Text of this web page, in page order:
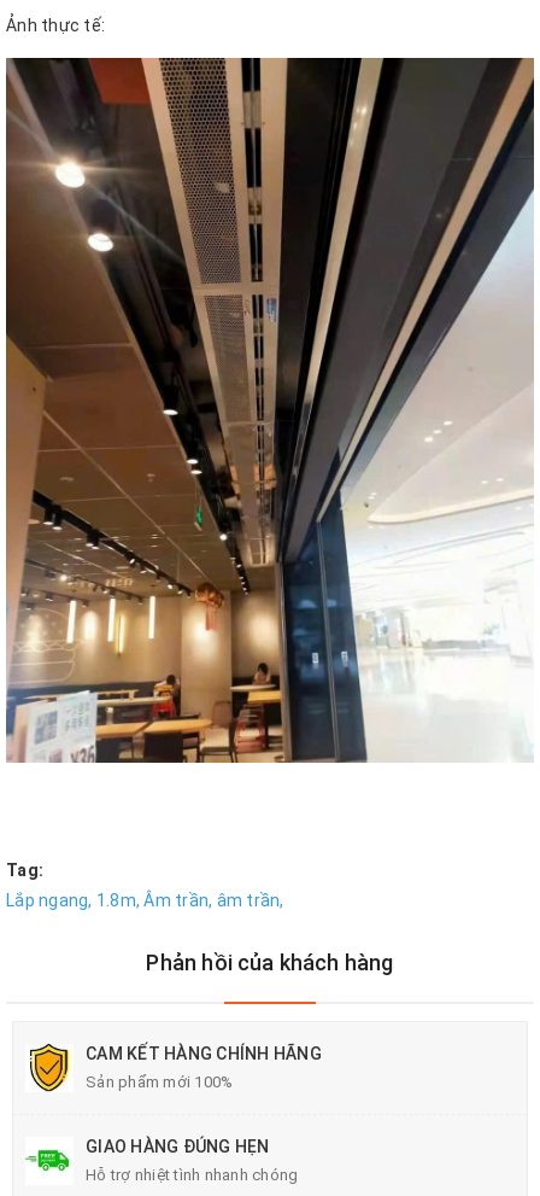
Ảnh thực tế:
Tag:
Lắp ngang, 1.8m, Âm trần, âm trần,
Phản hồi của khách hàng
CAM KẾT HÀNG CHÍNH HÃNG
Sản phẩm mới 100%
GIAO HÀNG ĐÚNG HẸN
Hỗ trợ nhiệt tình nhanh chóng